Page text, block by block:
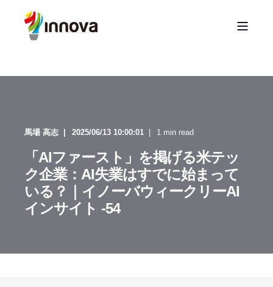
馬場 高志 2025/06/13 10:00:01 1 min read
「AIファースト」を掲げる米テッ
ク企業：AI失業はすでに始まって
いる？｜イノーバウィークリーAI
インサイト -54